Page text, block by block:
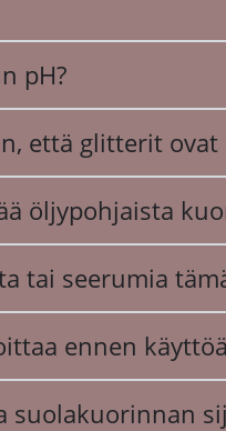
pH?
että glitterit ovat
öljypohjaista
tai seerumia
ennen
suolakuorinnan